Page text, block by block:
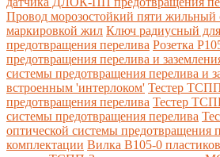
Провод морозостойкий пяти жильный
маркировкой жил Ключ радиусный
предотвращения перелива Розетка
предотвращения перелива и
системы предотвращения перелива и
встроенным 'интерлоком' Тестер
предотвращения перелива Тестер
системы предотвращения перелива
оптической системы предотвращения
комплектации Вилка В105-0